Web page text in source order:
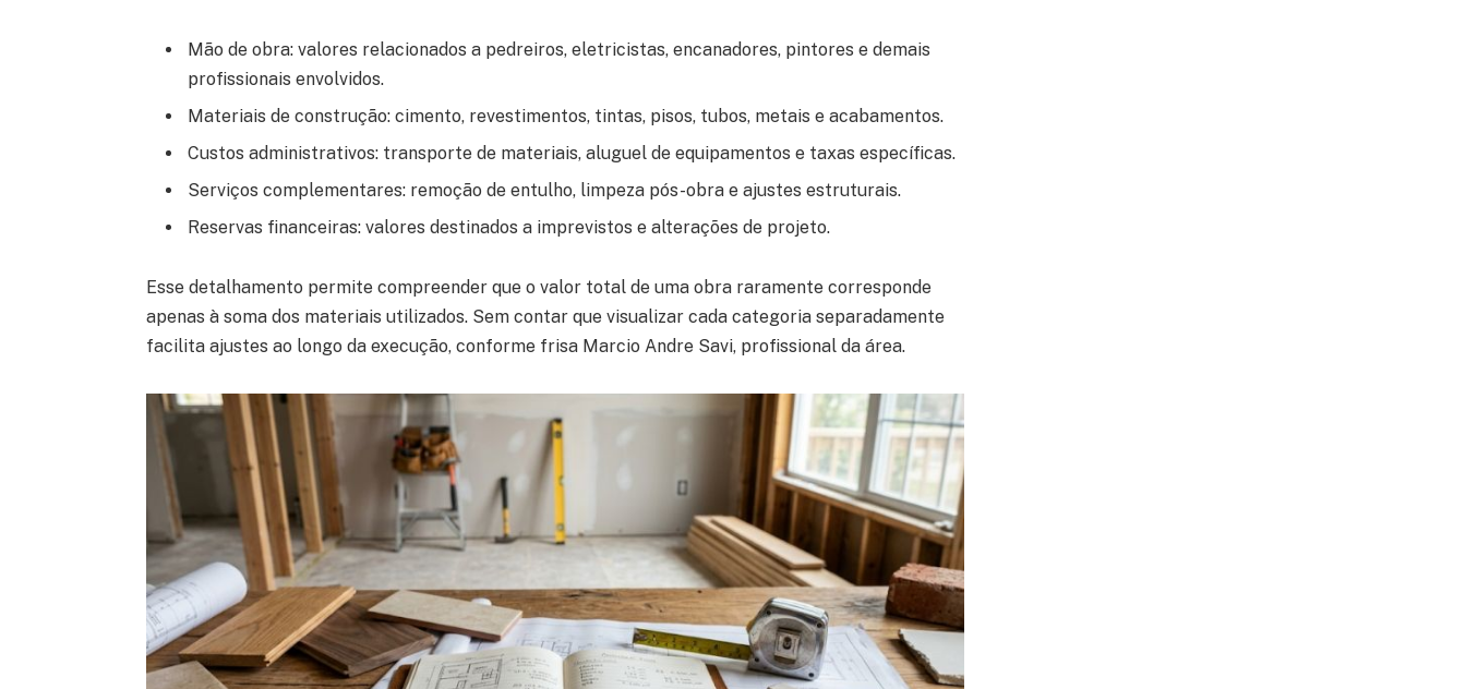
Mão de obra: valores relacionados a pedreiros, eletricistas, encanadores, pintores e demais
profissionais envolvidos.
Materiais de construção: cimento, revestimentos, tintas, pisos, tubos, metais e acabamentos.
Custos administrativos: transporte de materiais, aluguel de equipamentos e taxas específicas.
Serviços complementares: remoção de entulho, limpeza pós-obra e ajustes estruturais.
Reservas financeiras: valores destinados a imprevistos e alterações de projeto.
Esse detalhamento permite compreender que o valor total de uma obra raramente corresponde
apenas à soma dos materiais utilizados. Sem contar que visualizar cada categoria separadamente
facilita ajustes ao longo da execução, conforme frisa Marcio Andre Savi, profissional da área.